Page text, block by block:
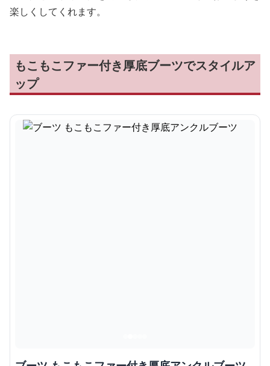
楽しくしてくれます。
もこもこファー付き厚底ブーツでスタイルア
ップ